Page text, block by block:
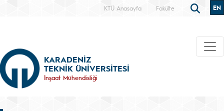
KTÜ Anasayfa Fakülte EN
KARADENİZ
TEKNİK ÜNİVERSİTESİ
İnşaat Mühendisliği